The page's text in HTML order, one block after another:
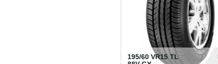
195/60 VR15 TL